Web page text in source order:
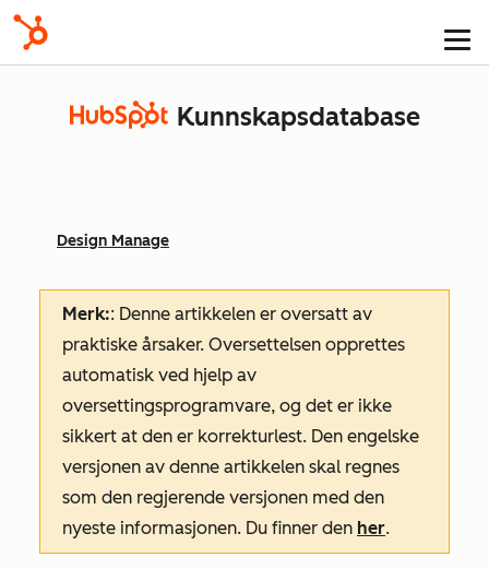
Kunnskapsdatabase
Design Manage
Merk:: Denne artikkelen er oversatt av
praktiske årsaker. Oversettelsen opprettes
automatisk ved hjelp av
oversettingsprogramvare, og det er ikke
sikkert at den er korrekturlest. Den engelske
versjonen av denne artikkelen skal regnes
som den regjerende versjonen med den
nyeste informasjonen. Du finner den her.